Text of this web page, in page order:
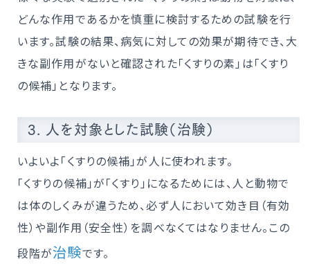
どんな作用であるかを慎重に検討するための試験を行
います。試験の結果、病気に対しての効果が期待でき、大
きな副作用がないと確認された「くすりの素」は「くすり
の候補」となります。
3. 人を対象とした試験（治験）
いよいよ「くすりの候補」が人に使われます。
「くすりの候補」が「くすり」になるためには、人と動物で
は体のしくみが違うため、必ず人において効き目（有効
性）や副作用（安全性）を調べなくてはなりません。この
段階が治験です。